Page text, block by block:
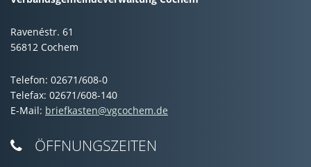
Ravenéstr. 61
56812 Cochem
Telefon: 02671/608-0
Telefax: 02671/608-140
E-Mail: briefkasten@vgcochem.de
 ÖFFNUNGSZEITEN